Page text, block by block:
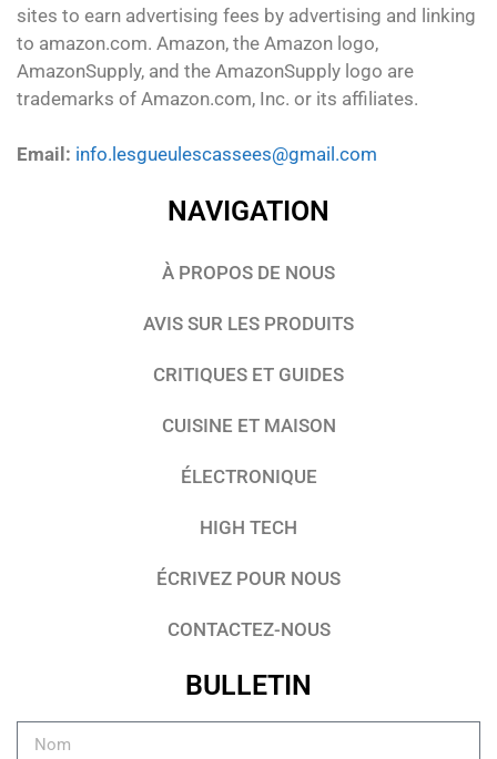
sites to earn advertising fees by advertising and linking
to amazon.com. Amazon, the Amazon logo,
AmazonSupply, and the AmazonSupply logo are
trademarks of Amazon.com, Inc. or its affiliates.
Email: info.lesgueulescassees@gmail.com
NAVIGATION
À PROPOS DE NOUS
AVIS SUR LES PRODUITS
CRITIQUES ET GUIDES
CUISINE ET MAISON
ÉLECTRONIQUE
HIGH TECH
ÉCRIVEZ POUR NOUS
CONTACTEZ-NOUS
BULLETIN